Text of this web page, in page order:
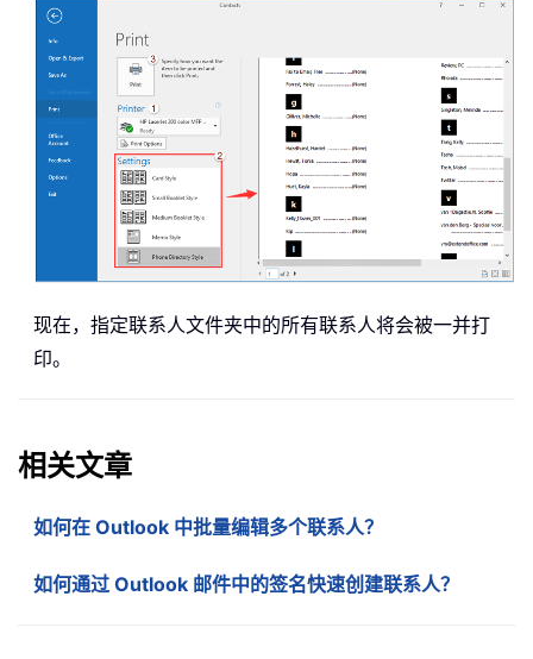
现在，指定联系人文件夹中的所有联系人将会被一并打
印。
相关文章
如何在 Outlook 中批量编辑多个联系人？
如何通过 Outlook 邮件中的签名快速创建联系人？